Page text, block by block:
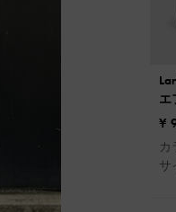
エ
バ
¥
カ
サ